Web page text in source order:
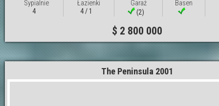
Sypialnie
4
Łazienki
4 / 1
Garaż
(2)
Basen
$ 2 800 000
The Peninsula 2001